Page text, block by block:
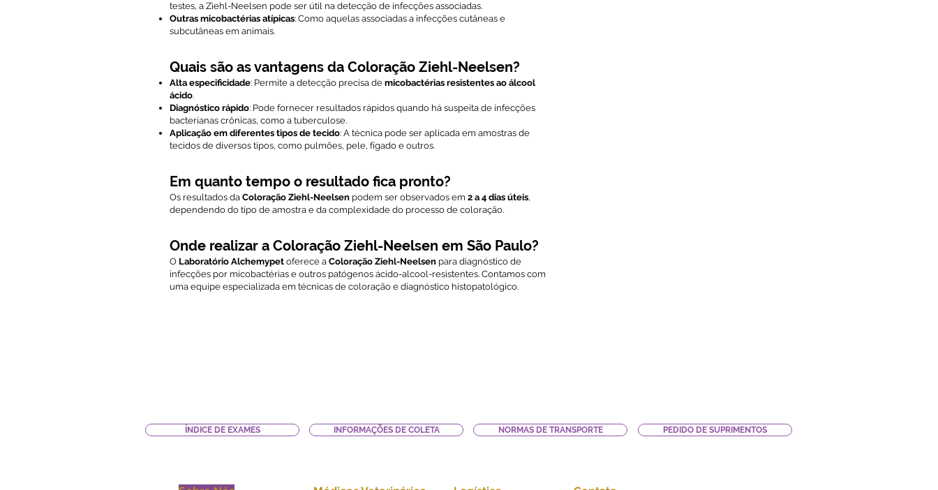
testes, a Ziehl-Neelsen pode ser útil na detecção de infecções associadas.
Outras micobactérias atípicas: Como aquelas associadas a infecções cutâneas e
subcutâneas em animais.
Quais são as vantagens da Coloração Ziehl-Neelsen?
Alta especificidade: Permite a detecção precisa de micobactérias resistentes ao álcool
ácido.
Diagnóstico rápido: Pode fornecer resultados rápidos quando há suspeita de infecções
bacterianas crônicas, como a tuberculose.
Aplicação em diferentes tipos de tecido: A técnica pode ser aplicada em amostras de
tecidos de diversos tipos, como pulmões, pele, fígado e outros.
Em quanto tempo o resultado fica pronto?
Os resultados da Coloração Ziehl-Neelsen podem ser observados em 2 a 4 dias úteis,
dependendo do tipo de amostra e da complexidade do processo de coloração.
Onde realizar a Coloração Ziehl-Neelsen em São Paulo?
O Laboratório Alchemypet oferece a Coloração Ziehl-Neelsen para diagnóstico de
infecções por micobactérias e outros patógenos ácido-alcool-resistentes. Contamos com
uma equipe especializada em técnicas de coloração e diagnóstico histopatológico.
ÍNDICE DE EXAMES INFORMAÇÕES DE COLETA NORMAS DE TRANSPORTE PEDIDO DE SUPRIMENTOS